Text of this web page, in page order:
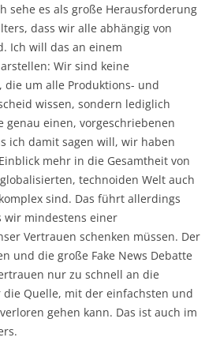
sehe es als große Herausforderung
dass wir alle abhängig von
Ich will das an einem
Wir sind keine
die um alle Produktions- und
wissen, sondern lediglich
genau einen, vorgeschriebenen
ich damit sagen will, wir haben
mehr in die Gesamtheit von
technoiden Welt auch
sind. Das führt allerdings
wir mindestens einer
Vertrauen schenken müssen. Der
und die große Fake News Debatte
nur zu schnell an die
Quelle, mit der einfachsten und
gehen kann. Das ist auch im